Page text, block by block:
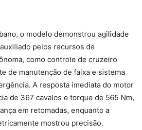
o modelo demonstrou agilidade
pelos recursos de
como controle de cruzeiro
de manutenção de faixa e sistema
A resposta imediata do motor
de 367 cavalos e torque de 565 Nm,
em retomadas, enquanto a
mostrou precisão.